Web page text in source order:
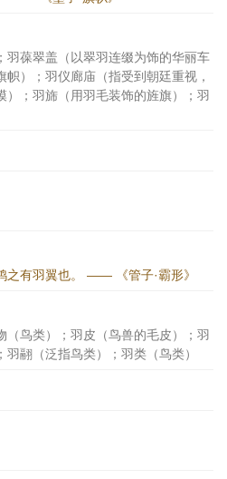
羽葆翠盖（以翠羽连缀为饰的华丽车
）；羽仪廊庙（指受到朝廷重视，
）；羽旆（用羽毛装饰的旌旗）；羽
之有羽翼也。 —— 《管子·霸形》
（鸟类）；羽皮（鸟兽的毛皮）；羽
翮（泛指鸟类）；羽类（鸟类）